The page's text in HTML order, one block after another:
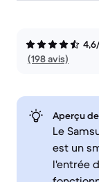
(198 avis)
Aperçu
Le
est un
l'entrée